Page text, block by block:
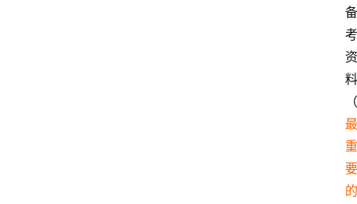
备
考
资
料
（
最
重
要
的